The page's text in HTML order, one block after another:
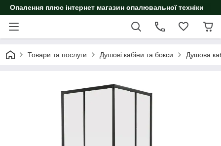
Опалення плюс інтернет магазин опалювальної техніки
Товари та послуги Душові кабіни та бокси Душова